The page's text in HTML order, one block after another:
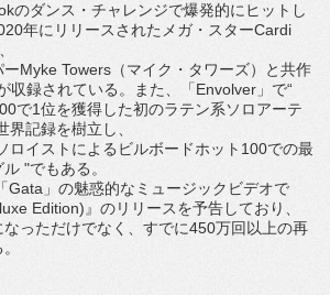
のダンス・ チャレンジで爆発的にヒットし
0年にリリースされたメガ・スターCardi
ーMyke Towers （マイク・タワーズ）と共作
収録されている。また、「Envolver 」で“
で1位を獲得した初のラテン系ソロアーテ
界記録を樹立し、
ロイストによるビルボードホット 100での最
ル "でもある。
Gata 」の魅惑的なミュージックビデオで
Edition) 』のリリースを予告しており、
なっただけでなく、すでに450万回以上の再